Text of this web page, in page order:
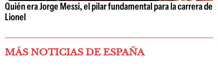
Quién era Jorge Messi, el pilar fundamental para la carrera de
Lionel
MÁS NOTICIAS DE ESPAÑA